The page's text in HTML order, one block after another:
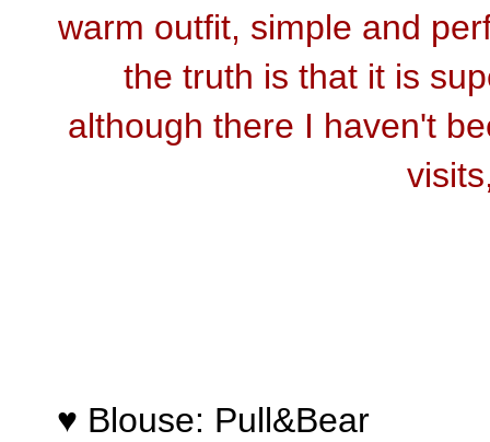
warm outfit, simple and
the truth is that it is
although there I haven't
♥ Blouse: Pull&Bear